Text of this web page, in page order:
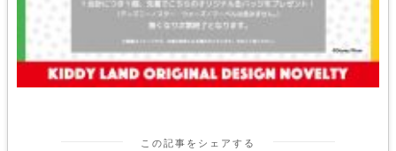
この記事をシェアする